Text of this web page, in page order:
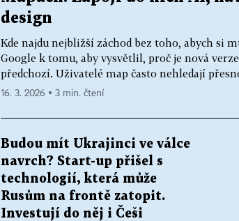
design
Kde najdu nejbližší záchod bez toho, abych si
Google k tomu, aby vysvětlil, proč je nová
předchozí. Uživatelé map často nehledají
16. 3. 2026 ▪ 3 min. čtení
Budou mít Ukrajinci ve válce
navrch? Start-up přišel s
technologií, která může
Rusům na frontě zatopit.
Investují do něj i Češi